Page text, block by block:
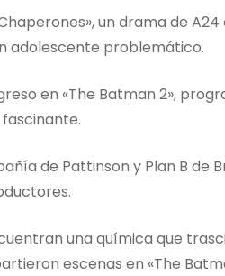
un drama de
adolescente problemático.
en «The Batman 2»,
de Pattinson y Plan B de
una química que
escenas en «The